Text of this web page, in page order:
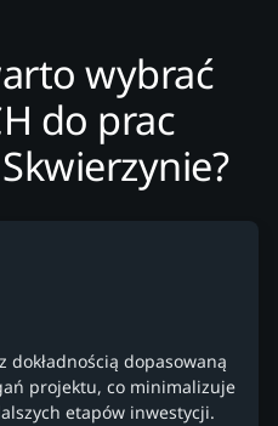
wybrać
do prac
dokładnością dopasowaną
projektu, co minimalizuje
etapów inwestycji.